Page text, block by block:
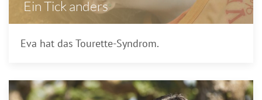
Ein Tick anders
Eva hat das Tourette-Syndrom.